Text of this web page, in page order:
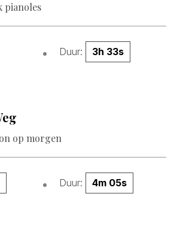
pianoles
Duur: 3h 33s
op morgen
Duur: 4m 05s